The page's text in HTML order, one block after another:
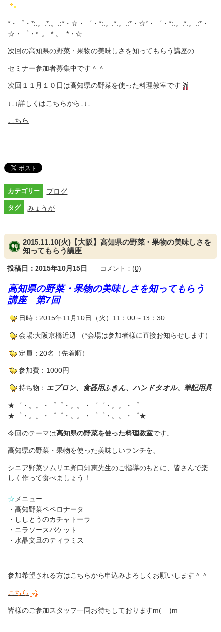
*・゜・*:.。.*.。.:*・☆・゜・*:.。.*.。.:*・☆*・゜・*:.。.*.。.:*・
☆・゜・*:.。.*.。.:*・☆
次回の高知県の野菜・果物の美味しさを知ってもらう講座の
セミナー参加者募集中です＾＾
次回１１月１０日は高知県の野菜を使った料理教室です
↓↓↓詳しくはこちらから↓↓↓
こちら
カテゴリー ブログ
タグ みょうが
2015.11.10(火)【大阪】高知県の野菜・果物の美味しさを
知ってもらう講座
投稿日：2015年10月15日 コメント： (0)
高知県の野菜・果物の美味しさを知ってもらう
講座 第7回
日時：2015年11月10日（火）11：00～13 ：30
会場:大阪京橋近辺 （*会場は参加者様に直接お知らせします）
定員：20名（先着順）
参加費：1000円
持ち物： エプロン、食器用ふきん、ハンドタオル、筆記用具
★゜・。。・゜゜・。。・゜゜・。。・゜
★゜・。。・゜゜・。。・゜゜・。。・゜★
今回のテーマは高知県の野菜を使った料理教室です。
高知県の野菜・果物を使った美味しいランチを、
シニア野菜ソムリエ野口知恵先生のご指導のもとに、皆さんで楽
しく作って食べましょう！
☆メニュー
・高知野菜ペペロナータ
・ししとうのカチャトーラ
・ニラソースバケット
・水晶文旦のティラミス
参加希望される方はこちらから申込みよろしくお願いします＾＾
こちら
皆様のご参加スタッフ一同お待ちしておりますm(__)m